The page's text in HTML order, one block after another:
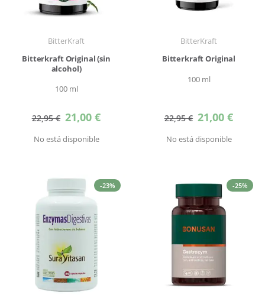
BitterKraft
Bitterkraft Original (sin
alcohol)
100 ml
22,95 € Precio
especial
21,00 €
No está disponible
BitterKraft
Bitterkraft Original
100 ml
22,95 € Precio
especial
21,00 €
No está disponible
-23% -25%